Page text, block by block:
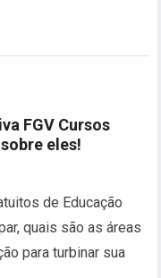
FGV Cursos
eles!
de Educação
quais são as áreas
para turbinar sua